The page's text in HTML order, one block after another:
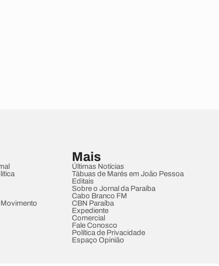
Mais
Últimas Notícias
Tábuas de Marés em João Pessoa
Editais
Sobre o Jornal da Paraíba
Cabo Branco FM
CBN Paraíba
Expediente
Comercial
Fale Conosco
Política de Privacidade
Espaço Opinião